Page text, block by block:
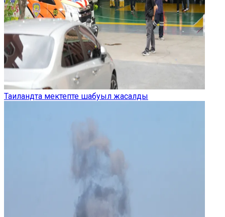
Таиландта мектепте шабуыл жасалды